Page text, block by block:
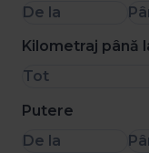
De la
Kilometraj până
Tot
Putere
De la